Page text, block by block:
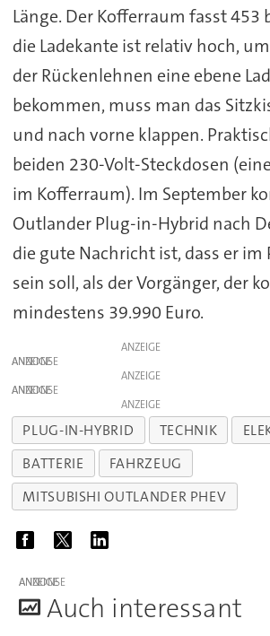
Länge. Der Kofferraum fasst 453
die Ladekante ist relativ hoch,
der Rückenlehnen eine ebene
bekommen, muss man das
und nach vorne klappen.
beiden 230-Volt-Steckdosen
im Kofferraum). Im September
Outlander Plug-in-Hybrid nach
die gute Nachricht ist, dass er
sein soll, als der Vorgänger, der
mindestens 39.990 Euro.
ANZEIGE
ANZEIGE
ANZEIGE
ANZEIGE
ANZEIGE
PLUG-IN-HYBRID TECHNIK
BATTERIE
FAHRZEUG
MITSUBISHI OUTLANDER PHEV
ANZEIGE
Auch interessant